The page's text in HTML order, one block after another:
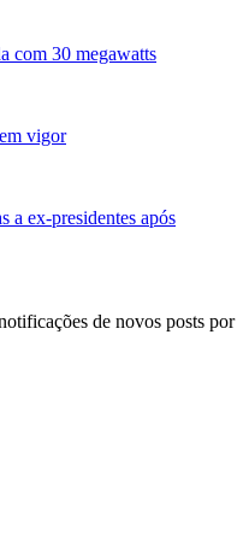
com 30 megawatts
vigor
a ex-presidentes após
de novos posts por